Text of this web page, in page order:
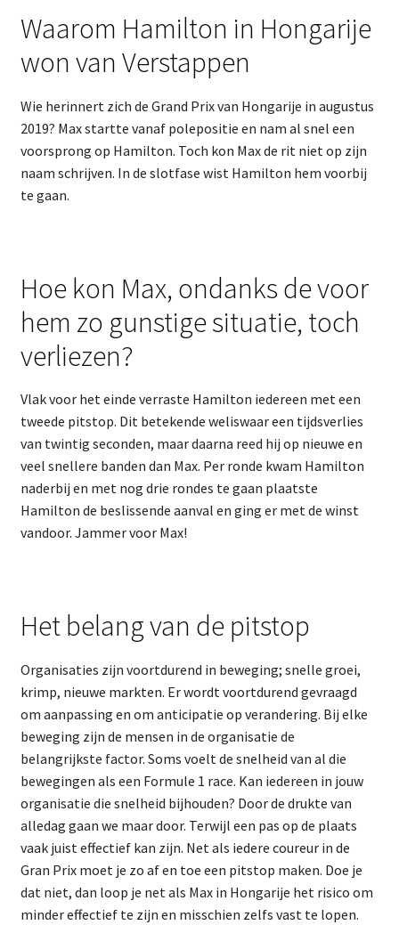
Waarom Hamilton in Hongarije
won van Verstappen
Wie herinnert zich de Grand Prix van Hongarije in augustus
2019? Max startte vanaf polepositie en nam al snel een
voorsprong op Hamilton. Toch kon Max de rit niet op zijn
naam schrijven. In de slotfase wist Hamilton hem voorbij
te gaan.
Hoe kon Max, ondanks de voor
hem zo gunstige situatie, toch
verliezen?
Vlak voor het einde verraste Hamilton iedereen met een
tweede pitstop. Dit betekende weliswaar een tijdsverlies
van twintig seconden, maar daarna reed hij op nieuwe en
veel snellere banden dan Max. Per ronde kwam Hamilton
naderbij en met nog drie rondes te gaan plaatste
Hamilton de beslissende aanval en ging er met de winst
vandoor. Jammer voor Max!
Het belang van de pitstop
Organisaties zijn voortdurend in beweging; snelle groei,
krimp, nieuwe markten. Er wordt voortdurend gevraagd
om aanpassing en om anticipatie op verandering. Bij elke
beweging zijn de mensen in de organisatie de
belangrijkste factor. Soms voelt de snelheid van al die
bewegingen als een Formule 1 race. Kan iedereen in jouw
organisatie die snelheid bijhouden? Door de drukte van
alledag gaan we maar door. Terwijl een pas op de plaats
vaak juist effectief kan zijn. Net als iedere coureur in de
Gran Prix moet je zo af en toe een pitstop maken. Doe je
dat niet, dan loop je net als Max in Hongarije het risico om
minder effectief te zijn en misschien zelfs vast te lopen.